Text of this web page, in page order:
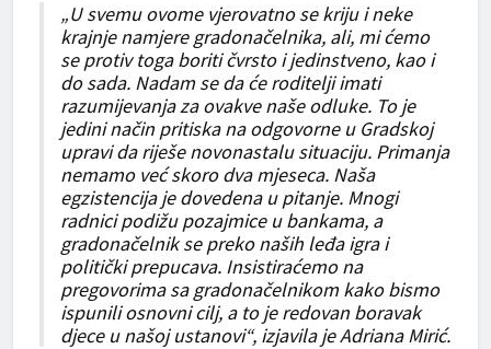
„U svemu ovome vjerovatno se kriju i neke
krajnje namjere gradonačelnika, ali, mi ćemo
se protiv toga boriti čvrsto i jedinstveno, kao i
do sada. Nadam se da će roditelji imati
razumijevanja za ovakve naše odluke. To je
jedini način pritiska na odgovorne u Gradskoj
upravi da riješe novonastalu situaciju. Primanja
nemamo već skoro dva mjeseca. Naša
egzistencija je dovedena u pitanje. Mnogi
radnici podižu pozajmice u bankama, a
gradonačelnik se preko naših leđa igra i
politički prepucava. Insistiraćemo na
pregovorima sa gradonačelnikom kako bismo
ispunili osnovni cilj, a to je redovan boravak
djece u našoj ustanovi“, izjavila je Adriana Mirić.